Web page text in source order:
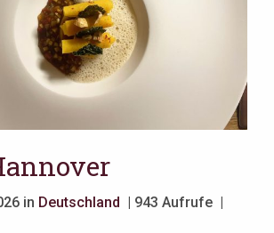
in Deutschland | 943 Aufrufe |
(63)
Casual Fine Dining (59)
Michelin Stars (47)
Hannover (43)
japanisch (27)
klassisch (27)
(25)
Take Away (24)
asiatisch (18)
(16)
Amsterdam (15)